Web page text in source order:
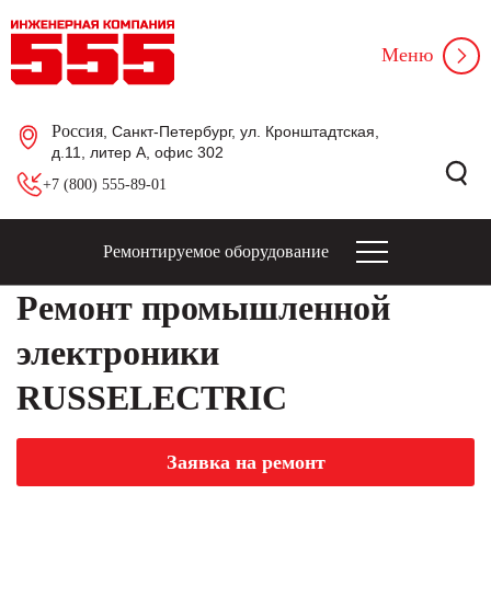
Россия , Санкт-Петербург, ул. Кронштадтская,
д.11, литер А, офис 302
+7 (800) 555-89-01
Меню
Ремонтируемое оборудование
Ремонт промышленной
электроники
RUSSELECTRIC
Заявка на ремонт